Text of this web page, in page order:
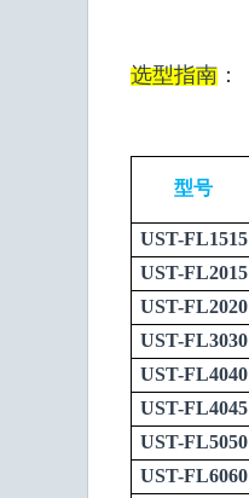
选型指南 ：
型号
UST-FL1515
UST-FL2015
UST-FL2020
UST-FL3030
UST-FL4040
UST-FL4045
UST-FL5050
UST-FL6060